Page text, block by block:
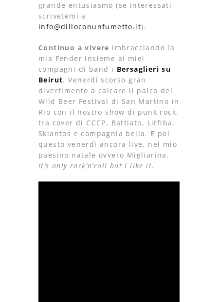
grande entusiasmo (se interessati
scrivetemi a
info@dilloconunfumetto.it).
Continuo a vivere imbracciando la
mia Fender insieme ai miei
compagni di band i Bersaglieri su
Beirut. Venerdì scorso gran
divertimento a calcare il palco del
Wild Beer Festival di San Martino in
Rio con il nostro show di punk rock,
tra cover di CCCP, Battiato, Litfiba,
Skiantos e compagnia bella. E poi
questo venerdì ancora live, nel mio
paesino natale ovvero Migliarina.
It’s only rock’n’roll but I like it.